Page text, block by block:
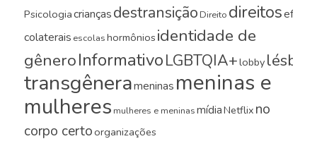
Psicologiacriançasdestransição Direito direitos
colaterais escolashormônios identidade de
gêneroInformativoLGBTQIA+lobby
transgênerameninas meninas e
mulheres mulheres e meninasmídiaNetflix no
corpo certoorganizações